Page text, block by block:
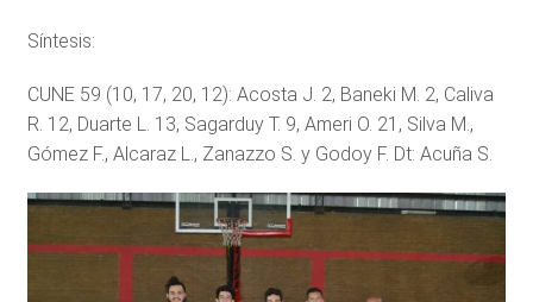
Síntesis:
CUNE 59 (10, 17, 20, 12): Acosta J. 2, Baneki M. 2, Caliva
R. 12, Duarte L. 13, Sagarduy T. 9, Ameri O. 21, Silva M.,
Gómez F., Alcaraz L., Zanazzo S. y Godoy F. Dt: Acuña S.